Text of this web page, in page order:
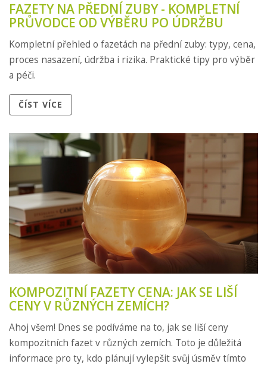
FAZETY NA PŘEDNÍ ZUBY - KOMPLETNÍ
PRŮVODCE OD VÝBĚRU PO ÚDRŽBU
Kompletní přehled o fazetách na přední zuby: typy, cena,
proces nasazení, údržba i rizika. Praktické tipy pro výběr
a péči.
ČÍST VÍCE
KOMPOZITNÍ FAZETY CENA: JAK SE LIŠÍ
CENY V RŮZNÝCH ZEMÍCH?
Ahoj všem! Dnes se podíváme na to, jak se liší ceny
kompozitních fazet v různých zemích. Toto je důležitá
informace pro ty, kdo plánují vylepšit svůj úsměv tímto